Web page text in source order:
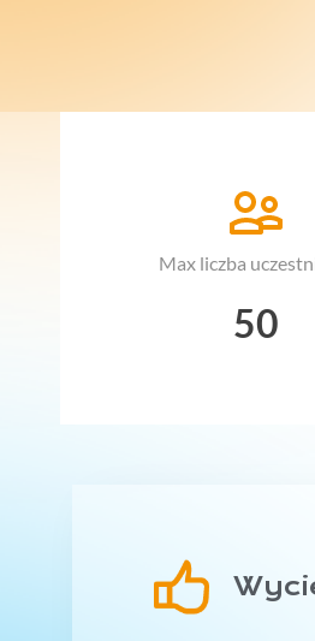
Max liczba
50